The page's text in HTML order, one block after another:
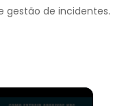
gestão de incidentes.